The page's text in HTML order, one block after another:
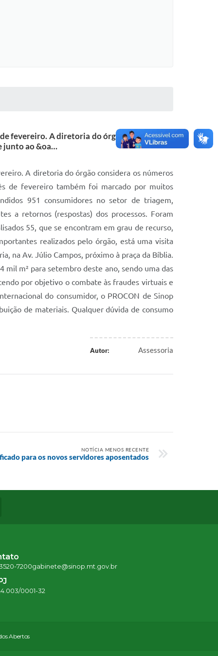
fevereiro. A diretoria do órgão considera os
junto ao &oa…
A diretoria do órgão considera os números
de fevereiro também foi marcado por muitos
951 consumidores no setor de triagem,
a retornos (respostas) dos processos. Foram
55, que se encontram em grau de recurso,
realizados pelo órgão, está uma visita
na Av. Júlio Campos, próximo à praça da Bíblia.
mil m² para setembro deste ano, sendo uma das
por objetivo o combate às fraudes virtuais e
do consumidor, o PROCON de Sinop
de materiais. Qualquer dúvida de consumo
Autor: Assessoria
NOTÍCIA MENOS RECENTE
para os novos servidores aposentados
7200gabinete@sinop.mt.gov.br
0001-32
Abertos